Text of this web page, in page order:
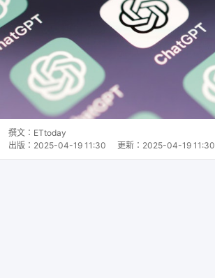
撰文： ETtoday
出版： 2025-04-19 11:30 更新： 2025-04-19 11:30